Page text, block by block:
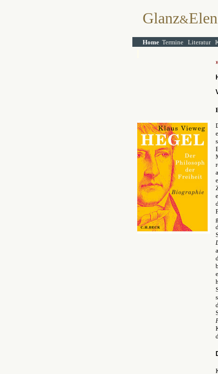
Glanz&
Home Termine Literatur